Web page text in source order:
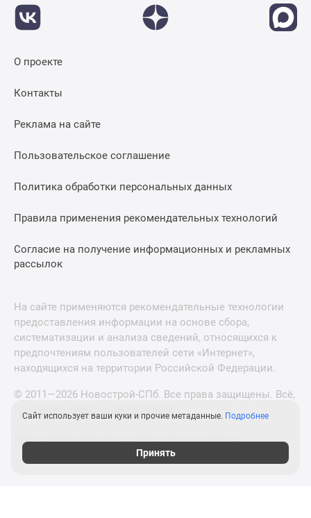
О проекте
Контакты
Реклама на сайте
Пользовательское соглашение
Политика обработки персональных данных
Правила применения рекомендательных технологий
Согласие на получение информационных и рекламных
рассылок
На сайте применяются рекомендательные технологии
предоставления информации на основе сбора,
систематизации и анализа сведений, относящихся к
предпочтениям пользователей сети «Интернет»,
находящихся на территории Российской Федерации.
© 2011—2026 Новострой-СПб. Все права защищены. Всё,
что нужно знать о новостройках
Новостройки Москвы и Московской области
Сайт использует ваши куки и прочие метаданные. Подробнее
Принять